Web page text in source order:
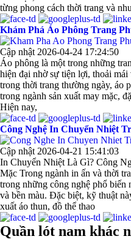
từng phong cách thời trang và
Khám Phá Áo Phông Trang
Cập nhật 2026-04-24 17:24:50
Áo phông là một trong những
hiện đại nhờ sự tiện lợi, thoải
trong thời trang thường ngày, áo
trong ngành sản xuất may mặc,
Hiện nay,
Công Nghệ In Chuyển Nhiệt
Cập nhật 2026-04-21 15:41:03
In Chuyển Nhiệt Là Gì? Công
Mặc Trong ngành in ấn và thời
trong những công nghệ phổ biến
và bền màu. Đặc biệt, kỹ thuật
xuất áo thun, đồ thể thao
Quần lót nam khác
Mẫu quần short
Thị hiều quần lót
Xu hướng thời trang